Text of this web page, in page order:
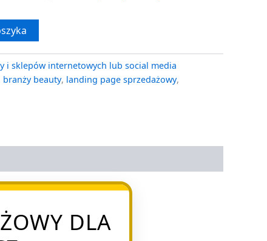
i sklepów internetowych lub social media
branży beauty, landing page sprzedażowy,
DLA